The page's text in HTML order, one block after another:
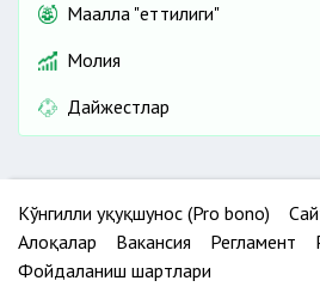
Маҳалла "еттилиги"
Молия
Дайжестлар
Кўнгилли ҳуқуқшунос (Pro bono)
Алоқалар
Вакансия Регламент
Фойдаланиш шартлари